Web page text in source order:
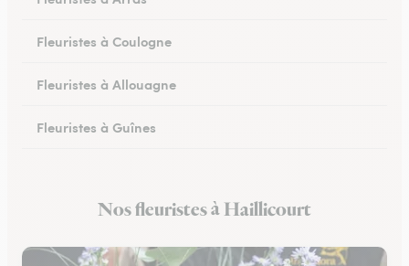
Fleuristes à Coulogne
Fleuristes à Allouagne
Fleuristes à Guînes
Fleuristes à Rang-du-Fliers
Nos fleuristes à Haillicourt